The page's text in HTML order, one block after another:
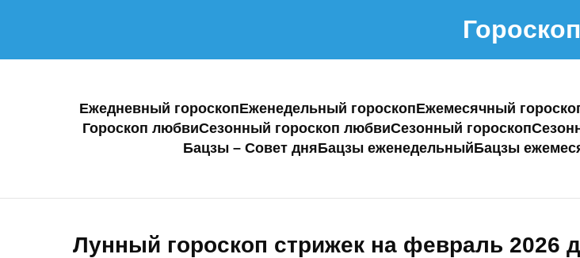
Ежедневный гороскопЕженедельный гороскопЕжемесячный
Гороскоп любвиСезонный гороскоп любвиСезонный гороскоп
Бацзы – Совет дняБацзы еженедельныйБацзы
Лунный гороскоп стрижек на февраль 2026